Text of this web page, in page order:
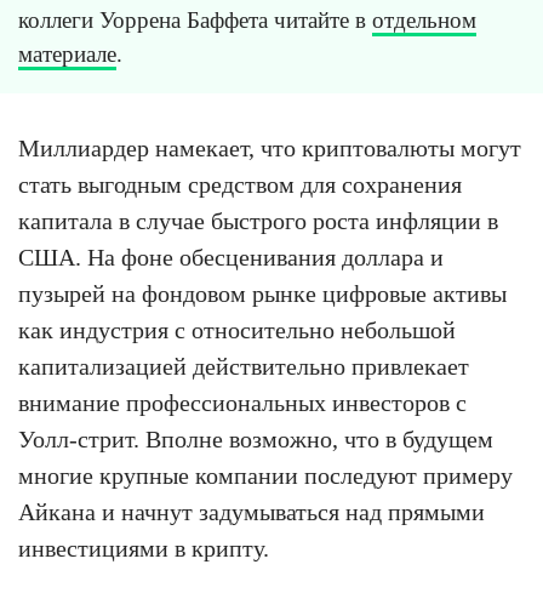
коллеги Уоррена Баффета читайте в отдельном
материале.
Миллиардер намекает, что криптовалюты могут
стать выгодным средством для сохранения
капитала в случае быстрого роста инфляции в
США. На фоне обесценивания доллара и
пузырей на фондовом рынке цифровые активы
как индустрия с относительно небольшой
капитализацией действительно привлекает
внимание профессиональных инвесторов с
Уолл-стрит. Вполне возможно, что в будущем
многие крупные компании последуют примеру
Айкана и начнут задумываться над прямыми
инвестициями в крипту.